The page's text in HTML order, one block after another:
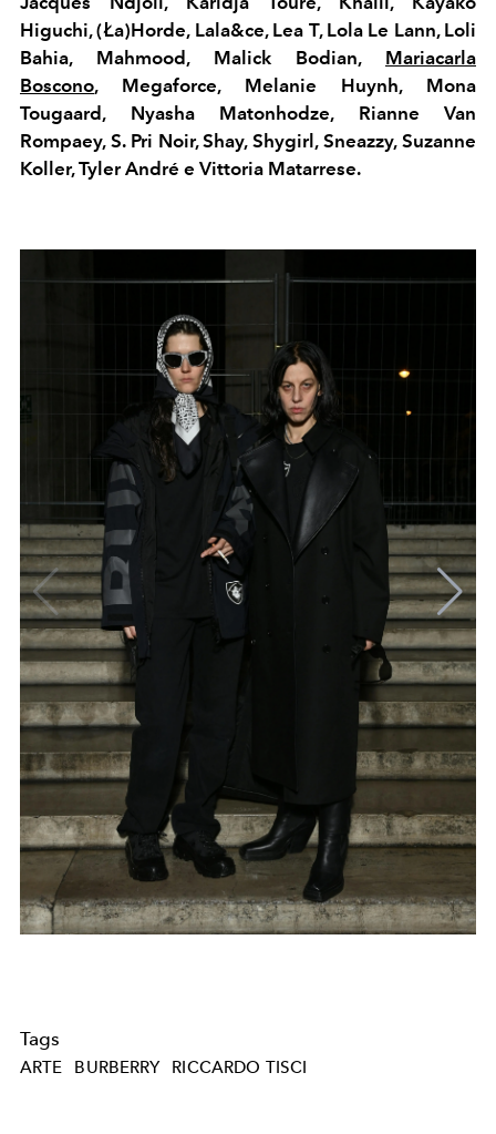
Higuchi, (Ła)Horde, Lala&ce, Lea T, Lola Le Lann, Loli
Bahia, Mahmood, Malick Bodian, Mariacarla
Boscono, Megaforce, Melanie Huynh, Mona
Tougaard, Nyasha Matonhodze, Rianne Van
Rompaey, S. Pri Noir, Shay, Shygirl, Sneazzy, Suzanne
Koller, Tyler André e Vittoria Matarrese.
Tags
ARTE BURBERRY RICCARDO TISCI